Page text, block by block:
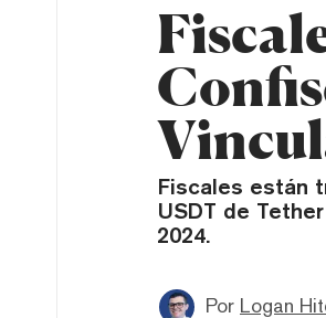
Fiscales están
USDT de
2024.
Por Logan